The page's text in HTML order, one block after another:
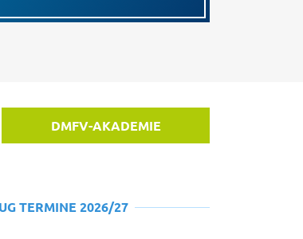
DMFV-AKADEMIE
TERMINE 2026/27